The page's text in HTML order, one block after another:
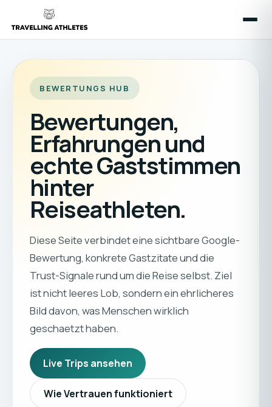
BEWERTUNGS HUB
Bewertungen,
Erfahrungen und
echte Gaststimmen
hinter
Reiseathleten.
Diese Seite verbindet eine sichtbare Google-
Bewertung, konkrete Gastzitate und die
Trust-Signale rund um die Reise selbst. Ziel
ist nicht leeres Lob, sondern ein ehrlicheres
Bild davon, was Menschen wirklich
geschaetzt haben.
Live Trips ansehen
Wie Vertrauen funktioniert